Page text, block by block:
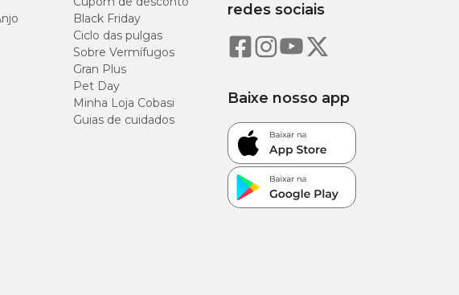
tablete (2,8g)
de
produto
71,43 g/kg
107,14
g/kg
Black Friday
Ciclo das pulgas
Sobre Vermífugos
Gran Plus
Pet Day
Minha Loja Cobasi
Guias de cuidados
redes sociais
Baixe nosso app